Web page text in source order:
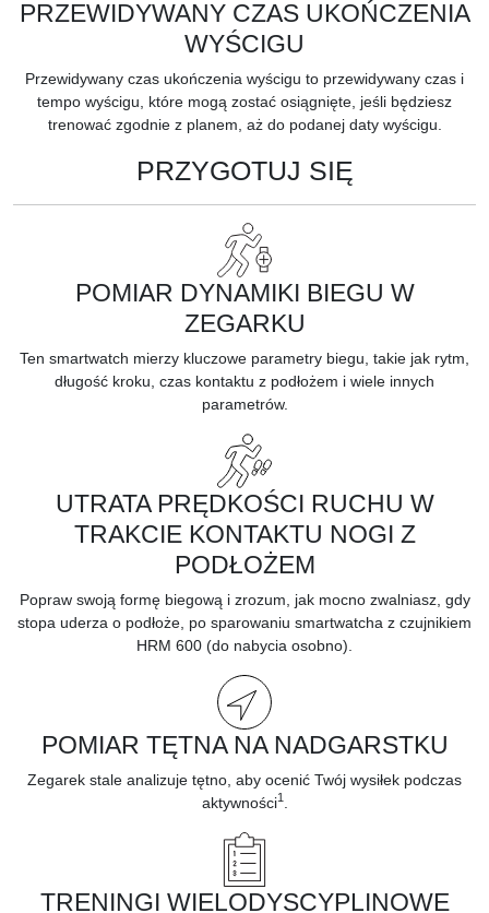
PRZEWIDYWANY CZAS UKOŃCZENIA
WYŚCIGU
Przewidywany czas ukończenia wyścigu to przewidywany czas i
tempo wyścigu, które mogą zostać osiągnięte, jeśli będziesz
trenować zgodnie z planem, aż do podanej daty wyścigu.
PRZYGOTUJ SIĘ
POMIAR DYNAMIKI BIEGU W
ZEGARKU
Ten smartwatch mierzy kluczowe parametry biegu, takie jak rytm,
długość kroku, czas kontaktu z podłożem i wiele innych
parametrów.
UTRATA PRĘDKOŚCI RUCHU W
TRAKCIE KONTAKTU NOGI Z
PODŁOŻEM
Popraw swoją formę biegową i zrozum, jak mocno zwalniasz, gdy
stopa uderza o podłoże, po sparowaniu smartwatcha z czujnikiem
HRM 600 (do nabycia osobno).
POMIAR TĘTNA NA NADGARSTKU
Zegarek stale analizuje tętno, aby ocenić Twój wysiłek podczas
aktywności1 .
TRENINGI WIELODYSCYPLINOWE